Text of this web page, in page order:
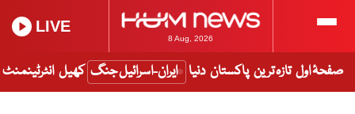
8 Aug, 2026
LIVE
صفحۂ اول تازہ ترین پاکستان دنیا ایران-اسرائیل جنگ کھیل انٹرٹینمنٹ